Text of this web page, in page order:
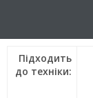
Підходить
до техніки: